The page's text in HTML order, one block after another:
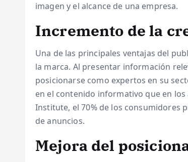
imagen y el alcance de una empresa.
Incremento de la
Una de las principales ventajas del
la marca. Al presentar información
posicionarse como expertos en su
en el contenido informativo que en
Institute, el 70% de los consumidores
de anuncios.
Mejora del